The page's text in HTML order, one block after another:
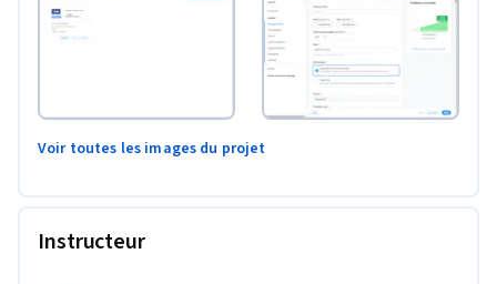
Voir toutes les images du projet
Instructeur